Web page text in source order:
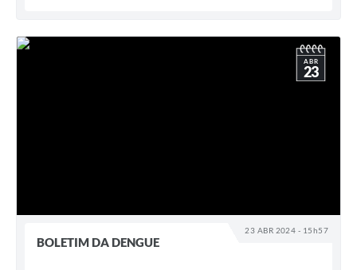
23 ABR 2024 - 15h57
ABR
23
BOLETIM DA DENGUE